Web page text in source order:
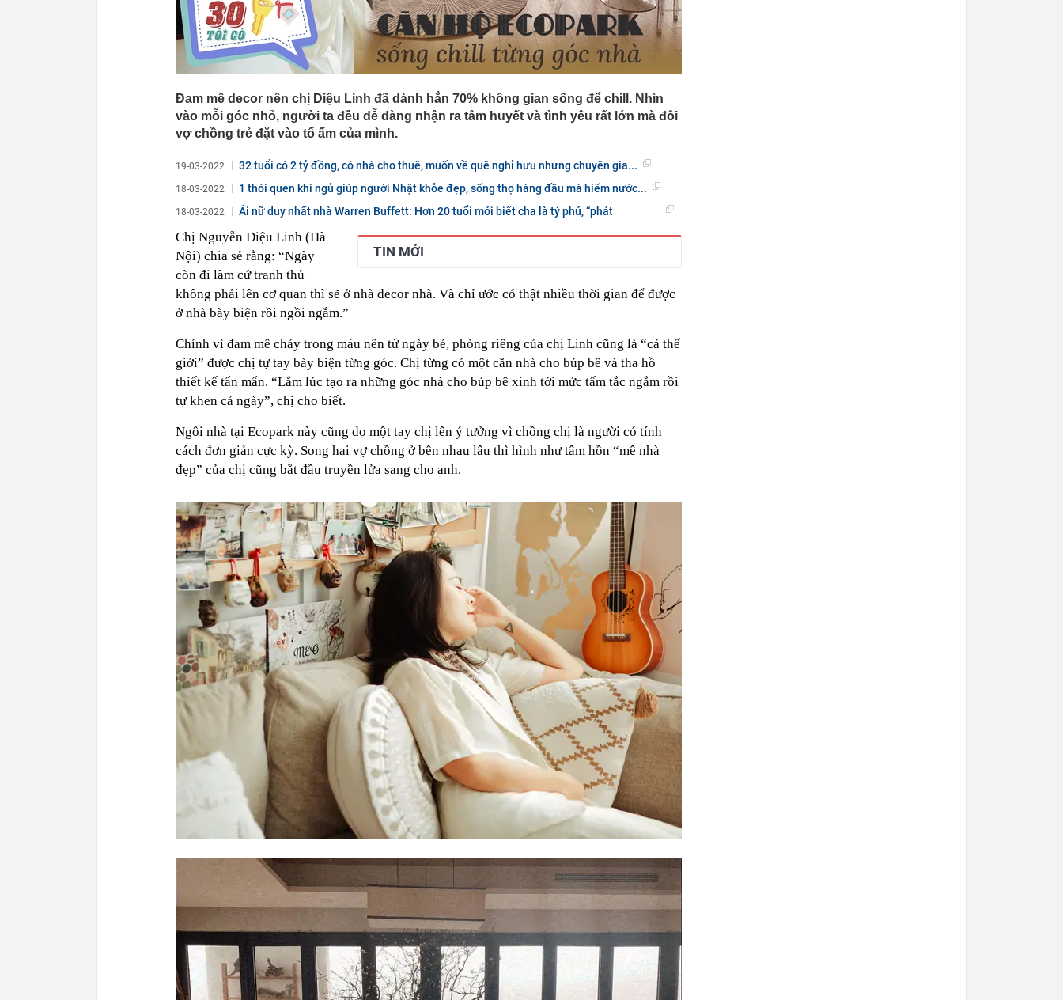
Đam mê decor nên chị Diệu Linh đã dành hẳn 70% không gian sống để chill. Nhìn
vào mỗi góc nhỏ, người ta đều dễ dàng nhận ra tâm huyết và tình yêu rất lớn mà đôi
vợ chồng trẻ đặt vào tổ ấm của mình.
19-03-2022 32 tuổi có 2 tỷ đồng, có nhà cho thuê, muốn về quê nghỉ hưu nhưng chuyên gia...
18-03-2022 1 thói quen khi ngủ giúp người Nhật khỏe đẹp, sống thọ hàng đầu mà hiếm nước...
18-03-2022
Ái nữ duy nhất nhà Warren Buffett: Hơn 20 tuổi mới biết cha là tỷ phú, “phát
TIN MỚI
Chị Nguyễn Diệu Linh (Hà
Nội) chia sẻ rằng: “Ngày
còn đi làm cứ tranh thủ
không phải lên cơ quan thì sẽ ở nhà decor nhà. Và chỉ ước có thật nhiều thời gian để được
ở nhà bày biện rồi ngồi ngắm.”
Chính vì đam mê chảy trong máu nên từ ngày bé, phòng riêng của chị Linh cũng là “cả thế
giới” được chị tự tay bày biện từng góc. Chị từng có một căn nhà cho búp bê và tha hồ
thiết kế tẩn mẩn. “Lắm lúc tạo ra những góc nhà cho búp bê xinh tới mức tấm tắc ngắm rồi
tự khen cả ngày”, chị cho biết.
Ngôi nhà tại Ecopark này cũng do một tay chị lên ý tưởng vì chồng chị là người có tính
cách đơn giản cực kỳ. Song hai vợ chồng ở bên nhau lâu thì hình như tâm hồn “mê nhà
đẹp” của chị cũng bắt đầu truyền lửa sang cho anh.